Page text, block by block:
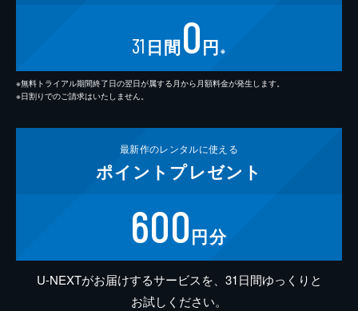
31 日間0円 ※
※無料トライアル期間終了日の翌日が属する月から月額料金が発生します。
※日割りでのご請求はいたしません。
最新作のレンタルに使える
ポイント プレゼント
600円分
U-NEXTがお届けするサービスを、31日間ゆっくりと
お試しください。